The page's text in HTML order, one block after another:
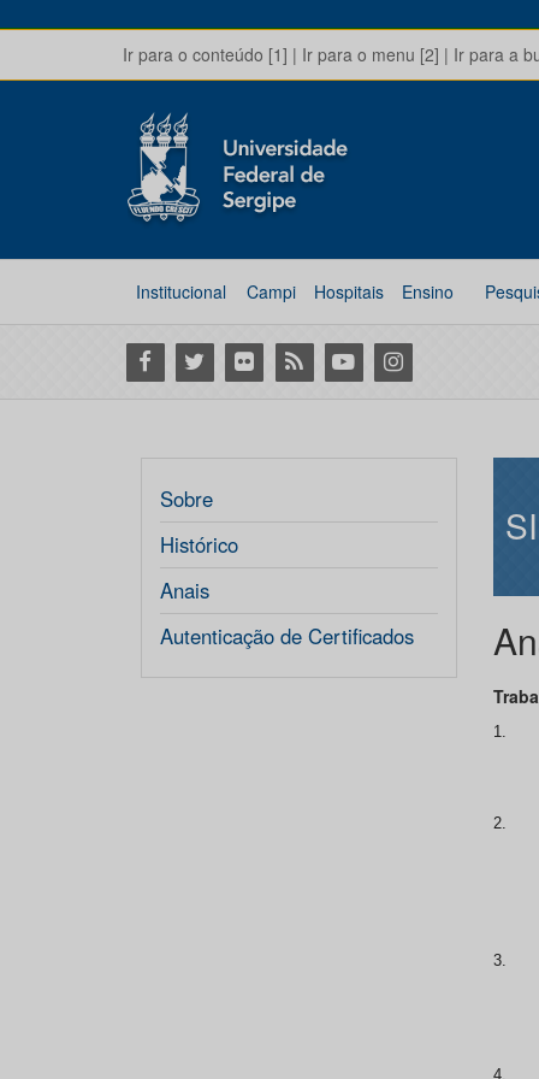
Ir para o conteúdo [1] | Ir para o menu [2] | Ir para a
Institucional Campi Hospitais Ensino
Facebook
Twitter Flickr RSS YoutubeInstagram
Sobre
Histórico
Anais
Autenticação de Certificados
1.
2.
3.
4.